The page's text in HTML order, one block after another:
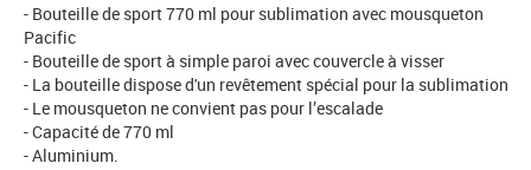
Bouteille de sport 770 ml pour sublimation avec mousqueton
Pacific
Bouteille de sport à simple paroi avec couvercle à visser
La bouteille dispose d'un revêtement spécial pour la sublimation
Le mousqueton ne convient pas pour l’escalade
Capacité de 770 ml
Aluminium.